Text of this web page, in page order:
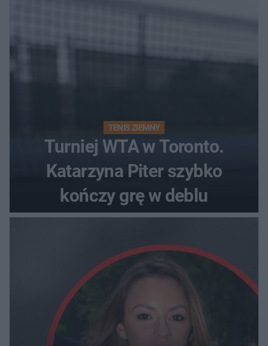
TENIS ZIEMNY
Turniej WTA w Toronto.
Katarzyna Piter szybko
kończy grę w deblu